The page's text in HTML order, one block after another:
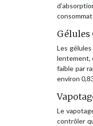
Gélules
Les
lentement,
faible par
environ
Le
contrôler